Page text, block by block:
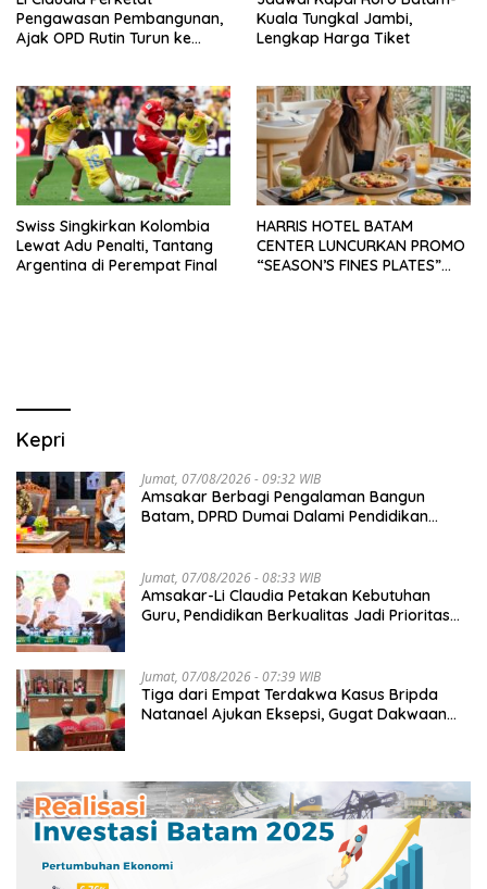
Pengawasan Pembangunan,
Ajak OPD Rutin Turun ke
Kuala Tungkal Jambi,
Lengkap Harga Tiket
Swiss Singkirkan Kolombia
Lewat Adu Penalti, Tantang
Argentina di Perempat Final
HARRIS HOTEL BATAM
CENTER LUNCURKAN PROMO
“SEASON’S FINES PLATES”
Kepri
Jumat, 07/08/2026 - 09:32 WIB
Amsakar Berbagi Pengalaman Bangun
Batam, DPRD Dumai Dalami Pendidikan
Jumat, 07/08/2026 - 08:33 WIB
Amsakar-Li Claudia Petakan Kebutuhan
Guru, Pendidikan Berkualitas Jadi Prioritas
Jumat, 07/08/2026 - 07:39 WIB
Tiga dari Empat Terdakwa Kasus Bripda
Natanael Ajukan Eksepsi, Gugat Dakwaan